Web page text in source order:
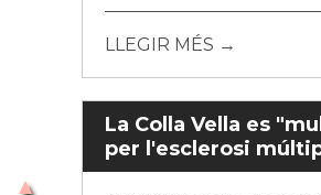
LLEGIR MÉS →
La Colla Vella es
per l'esclerosi